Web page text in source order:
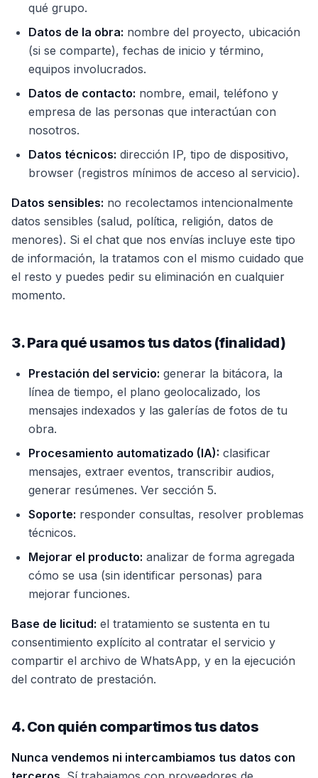
qué grupo.
Datos de la obra: nombre del proyecto, ubicación
(si se comparte), fechas de inicio y término,
equipos involucrados.
Datos de contacto: nombre, email, teléfono y
empresa de las personas que interactúan con
nosotros.
Datos técnicos: dirección IP, tipo de dispositivo,
browser (registros mínimos de acceso al servicio).
Datos sensibles: no recolectamos intencionalmente
datos sensibles (salud, política, religión, datos de
menores). Si el chat que nos envías incluye este tipo
de información, la tratamos con el mismo cuidado que
el resto y puedes pedir su eliminación en cualquier
momento.
3. Para qué usamos tus datos (finalidad)
Prestación del servicio: generar la bitácora, la
línea de tiempo, el plano geolocalizado, los
mensajes indexados y las galerías de fotos de tu
obra.
Procesamiento automatizado (IA): clasificar
mensajes, extraer eventos, transcribir audios,
generar resúmenes. Ver sección 5.
Soporte: responder consultas, resolver problemas
técnicos.
Mejorar el producto: analizar de forma agregada
cómo se usa (sin identificar personas) para
mejorar funciones.
Base de licitud: el tratamiento se sustenta en tu
consentimiento explícito al contratar el servicio y
compartir el archivo de WhatsApp, y en la ejecución
del contrato de prestación.
4. Con quién compartimos tus datos
Nunca vendemos ni intercambiamos tus datos con